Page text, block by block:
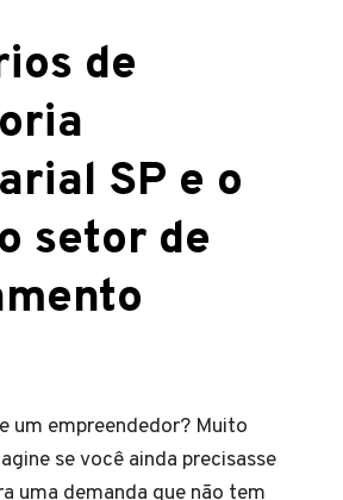
de
SP e o
setor de
um empreendedor? Muito
se você ainda precisasse
uma demanda que não tem